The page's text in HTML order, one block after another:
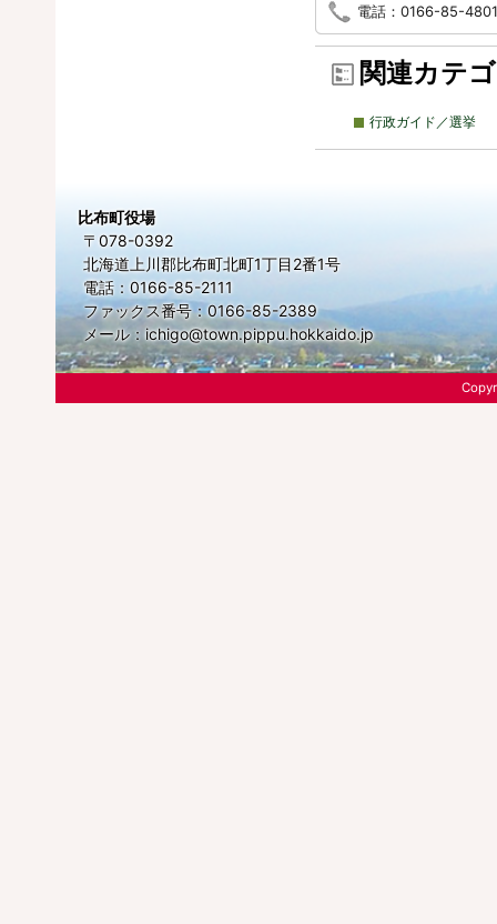
電話：0166-85-4801
関連カテ
行政ガイド／選挙
比布町役場
〒078-0392
北海道上川郡比布町北町1丁目2番1号
電話：0166-85-2111
ファックス番号：0166-85-2389
メール：ichigo@town.pippu.hokkaido.jp